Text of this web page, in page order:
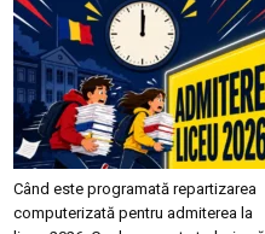
Când este programată repartizarea
computerizată pentru admiterea la